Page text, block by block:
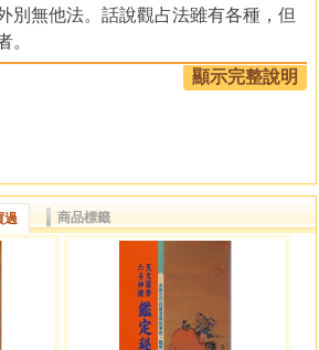
別無他法。話說觀占法雖有各種，但
。
而使占斷事項易如反掌，加上其簡
得以即斷即解，開啟中國原書中之樞
生命，更是我個人極感驕傲之事。透
我個人的榮耀，況此祕笈將從未見諸
書中，望各位能多加研修。
顯示完整說明
過 商品標籤